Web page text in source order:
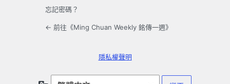
忘記密碼？
← 前往《Ming Chuan Weekly 銘傳一週》
隱私權聲明